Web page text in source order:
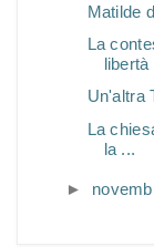
Matilde
La
libertà
Un'altra
La
la ...
►